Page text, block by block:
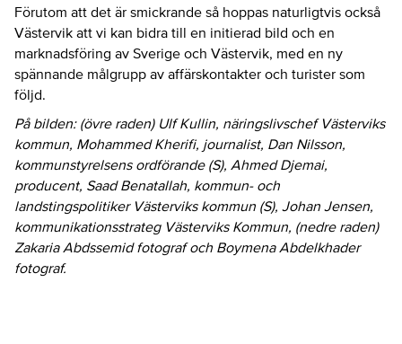
Förutom att det är smickrande så hoppas naturligtvis också
Västervik att vi kan bidra till en initierad bild och en
marknadsföring av Sverige och Västervik, med en ny
spännande målgrupp av affärskontakter och turister som
följd.
På bilden: (övre raden) Ulf Kullin, näringslivschef Västerviks
kommun, Mohammed Kherifi, journalist, Dan Nilsson,
kommunstyrelsens ordförande (S), Ahmed Djemai,
producent, Saad Benatallah, kommun- och
landstingspolitiker Västerviks kommun (S), Johan Jensen,
kommunikationsstrateg Västerviks Kommun, (nedre raden)
Zakaria Abdssemid fotograf och Boymena Abdelkhader
fotograf.